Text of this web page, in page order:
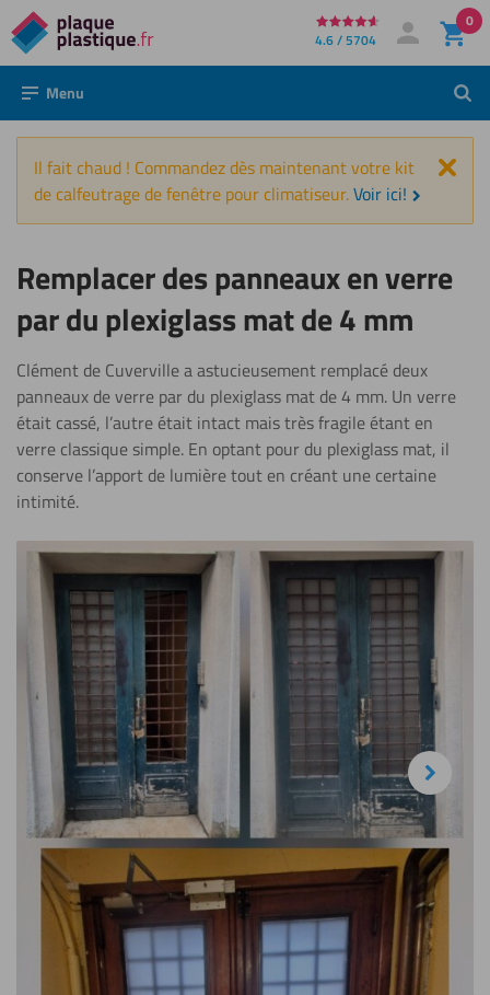
Directement
au
contenu
4.6 / 5704 Mon compte
Se connecter
0
Menu
Il fait chaud ! Commandez dès maintenant votre kit
de calfeutrage de fenêtre pour climatiseur.Voir ici!
Remplacer des panneaux en verre
par du plexiglass mat de 4 mm
Clément de Cuverville a astucieusement remplacé deux
panneaux de verre par du plexiglass mat de 4 mm. Un verre
était cassé, l’autre était intact mais très fragile étant en
verre classique simple. En optant pour du plexiglass mat, il
conserve l’apport de lumière tout en créant une certaine
intimité.